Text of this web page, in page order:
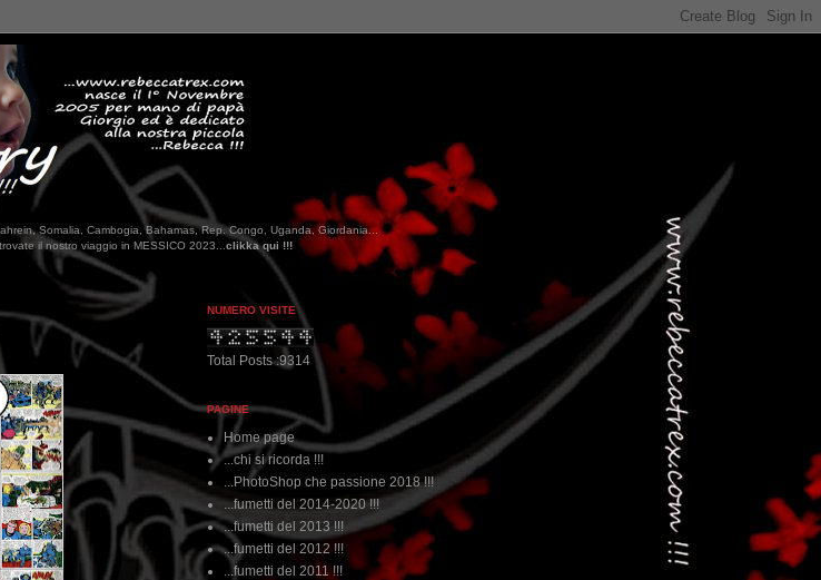
Somalia, Cambogia, Bahamas, Rep. Congo, Uganda, Giordania...
2023...clikka qui !!!
NUMERO VISITE
Total Posts :9314
PAGINE
Home page
...chi si ricorda !!!
...PhotoShop che passione 2018 !!!
...fumetti del 2014-2020 !!!
...fumetti del 2013 !!!
...fumetti del 2012 !!!
...fumetti del 2011 !!!